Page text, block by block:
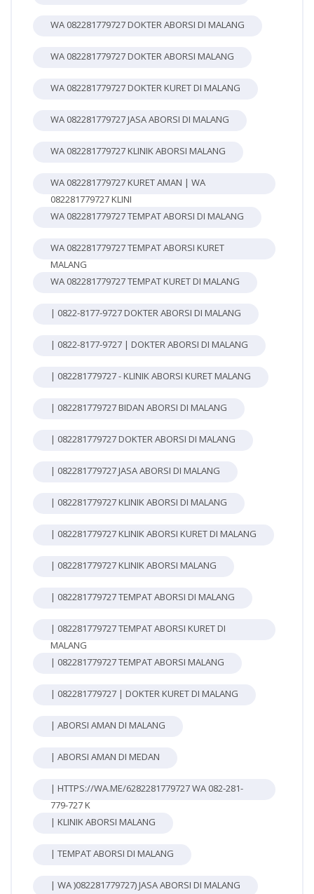
WA 082281779727 DOKTER ABORSI DI MALANG
WA 082281779727 DOKTER ABORSI MALANG
WA 082281779727 DOKTER KURET DI MALANG
WA 082281779727 JASA ABORSI DI MALANG
WA 082281779727 KLINIK ABORSI MALANG
WA 082281779727 KURET AMAN | WA
082281779727 KLINI
WA 082281779727 TEMPAT ABORSI DI MALANG
WA 082281779727 TEMPAT ABORSI KURET
MALANG
WA 082281779727 TEMPAT KURET DI MALANG
| 0822-8177-9727 DOKTER ABORSI DI MALANG
| 0822-8177-9727 | DOKTER ABORSI DI MALANG
| 082281779727 - KLINIK ABORSI KURET MALANG
| 082281779727 BIDAN ABORSI DI MALANG
| 082281779727 DOKTER ABORSI DI MALANG
| 082281779727 JASA ABORSI DI MALANG
| 082281779727 KLINIK ABORSI DI MALANG
| 082281779727 KLINIK ABORSI KURET DI MALANG
| 082281779727 KLINIK ABORSI MALANG
| 082281779727 TEMPAT ABORSI DI MALANG
| 082281779727 TEMPAT ABORSI KURET DI
MALANG
| 082281779727 TEMPAT ABORSI MALANG
| 082281779727 | DOKTER KURET DI MALANG
| ABORSI AMAN DI MALANG
| ABORSI AMAN DI MEDAN
| HTTPS://WA.ME/6282281779727 WA 082-281-
779-727 K
| KLINIK ABORSI MALANG
| TEMPAT ABORSI DI MALANG
| WA )082281779727) JASA ABORSI DI MALANG